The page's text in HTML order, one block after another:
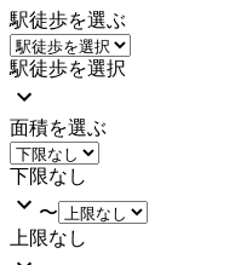
駅徒歩を選ぶ
駅徒歩を選択
面積を選ぶ
下限なし
〜
上限なし